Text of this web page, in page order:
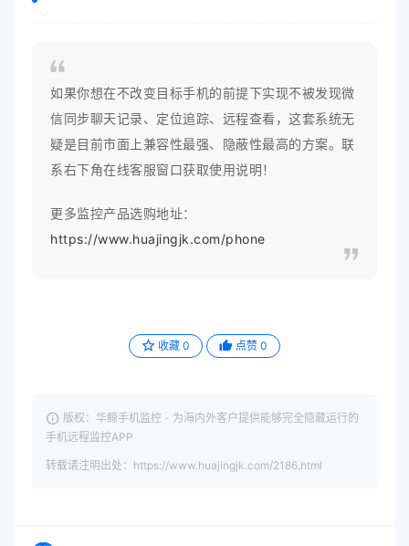
如果你想在不改变目标手机的前提下实现不被发现微
信同步聊天记录、定位追踪、远程查看，这套系统无
疑是目前市面上兼容性最强、隐蔽性最高的方案。联
系右下角在线客服窗口获取使用说明！
更多监控产品选购地址：
https://www.huajingjk.com/phone
收藏 0 点赞 0
版权：华鲸手机监控 - 为海内外客户提供能够完全隐藏运行的
手机远程监控APP
转载请注明出处：https://www.huajingjk.com/2186.html